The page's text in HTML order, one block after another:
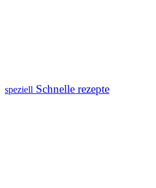
speziell Schnelle rezepte